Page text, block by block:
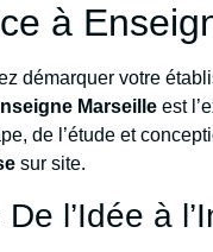
à
démarquer votre
Marseille est
de l’étude et
sur site.
l’Idée à